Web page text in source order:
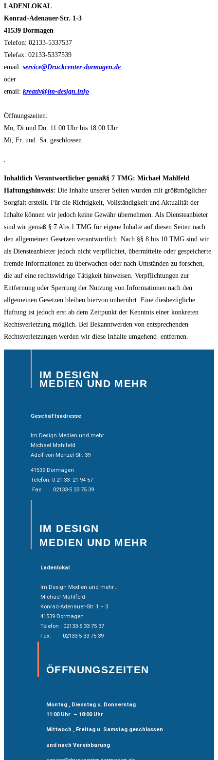
LADENLOKAL
Konrad-Adenauer-Str. 1-3
41539 Dormagen
Telefon: 02133-5337537
Telefax: 02133-5337539
email: service@Druckcenter-dormagen.de
oder
email: kreativ@im-design.info
Öffnungszeiten:
Mo, Di und Do. 11.00 Uhr bis 18.00 Uhr
Mi, Fr. und Sa. geschlossen
,
Inhaltlich Verantwortlicher gemäß§ 7 TMG: Michael Mahlfeld
Haftungshinweis: Die Inhalte unserer Seiten wurden mit größtmöglicher
Sorgfalt erstellt. Für die Richtigkeit, Vollständigkeit und Aktualität der
Inhalte können wir jedoch keine Gewähr übernehmen. Als Diensteanbieter
sind wir gemäß § 7 Abs.1 TMG für eigene Inhalte auf diesen Seiten nach
den allgemeinen Gesetzen verantwortlich. Nach §§ 8 bis 10 TMG sind wir
als Diensteanbieter jedoch nicht verpflichtet, übermittelte oder gespeicherte
fremde Informationen zu überwachen oder nach Umständen zu forschen,
die auf eine rechtswidrige Tätigkeit hinweisen. Verpflichtungen zur
Entfernung oder Sperrung der Nutzung von Informationen nach den
allgemeinen Gesetzen bleiben hiervon unberührt. Eine diesbezügliche
Haftung ist jedoch erst ab dem Zeitpunkt der Kenntnis einer konkreten
Rechtsverletzung möglich. Bei Bekanntwerden von entsprechenden
Rechtsverletzungen werden wir diese Inhalte umgehend entfernen.
IM DESIGN
MEDIEN UND MEHR
Geschäftsadresse
Im Design Medien und mehr…
Michael Mahlfeld
Adolf-von-Menzel-Str. 39
41539 Dormagen
Telefon: 0 21 33 -21 94 57
Fax: 02133-5 33 75 39
IM DESIGN
MEDIEN UND MEHR
Ladenlokal
Im Design Medien und mehr…
Michael Mahlfeld
Konrad-Adenauer-Str. 1 – 3
41539 Dormagen
Telefon : 02133-5 33 75 37
Fax: 02133-5 33 75 39
ÖFFNUNGSZEITEN
Montag , Dienstag u. Donnerstag
11:00 Uhr – 18:00 Uhr
Mittwoch , Freitag u. Samstag geschlossen
und nach Vereinbarung